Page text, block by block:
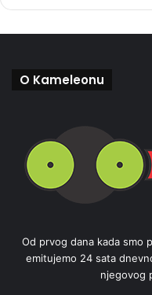
O Kameleonu
Od prvog dana kada smo
emitujemo 24 sata
njegovog